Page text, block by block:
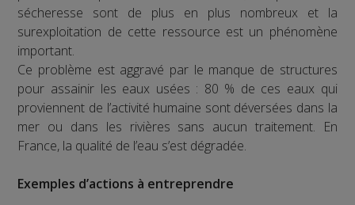
sécheresse sont de plus en plus nombreux et la
surexploitation de cette ressource est un phénomène
important.
Ce problème est aggravé par le manque de structures
pour assainir les eaux usées : 80 % de ces eaux qui
proviennent de l’activité humaine sont déversées dans la
mer ou dans les rivières sans aucun traitement. En
France, la qualité de l’eau s’est dégradée.
Exemples d’actions à entreprendre